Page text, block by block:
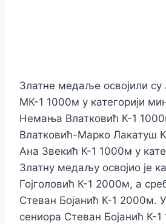
Златне медаље освојили су
МК-1 1000м у категорији
Немања Влатковић К-1
Влатковић-Марко Лакатуш
Ана Звекић К-1 1000м у
Златну медаљу освојио је
Гојголовић К-1 2000м, а
Стеван Бојанић К-1 2000м. У
сениора Стеван Бојанић К-